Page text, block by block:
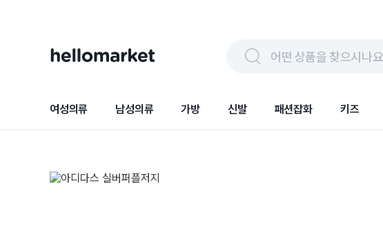
어떤 상품을 찾으시나
여성의류 남성의류 가방 신발 패션잡화 키즈